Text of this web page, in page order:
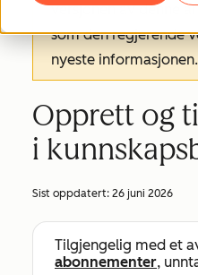
versjonen av denne
som den regjerende
nyeste
Opprett og
i
Sist oppdatert: 26 juni 2026
Tilgjengelig med et
abonnementer,